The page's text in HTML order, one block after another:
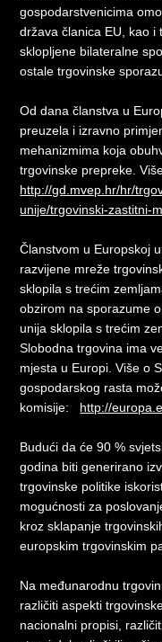
gospodarstvenicima
država članica EU, kao i
sklopljene bilateralne
ostale trgovinske
Od dana članstva u
preuzela i izravno
mehanizmima koja
trgovinske prepreke.
http://gd.mvep.hr/hr/
unije/trgovinski-zastitni-
Članstvom u Europskoj
razvijene mreže
sklopila s trećim
obzirom na sporazume
unija sklopila s trećim
Slobodna trgovina ima
mjesta u Europi. Više o
gospodarskog rasta
komisije: http://
Budući da će 90 %
godina biti generirano
trgovinske politike
mogućnosti za
kroz sklapanje
europskim trgovinskim
Na međunarodnu
različiti aspekti
nacionalni propisi,